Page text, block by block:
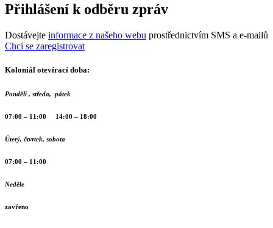
Přihlášení k odběru zpráv
Dostávejte informace z našeho webu prostřednictvím SMS a e-mailů
Chci se zaregistrovat
Koloniál otevírací doba:
Pondělí , středa, pátek
07:00 – 11:00 14:00 – 18:00
Úterý, čtvrtek, sobota
07:00 – 11:00
Neděle
zavřeno